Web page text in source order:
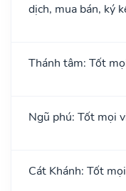
dịch, mua bán, ký
Thánh tâm: Tốt
Ngũ phú: Tốt mọi
Cát Khánh: Tốt